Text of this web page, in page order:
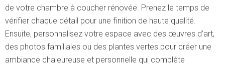
de votre chambre à coucher rénovée. Prenez le temps de
vérifier chaque détail pour une finition de haute qualité.
Ensuite, personnalisez votre espace avec des œuvres d’art,
des photos familiales ou des plantes vertes pour créer une
ambiance chaleureuse et personnelle qui complète